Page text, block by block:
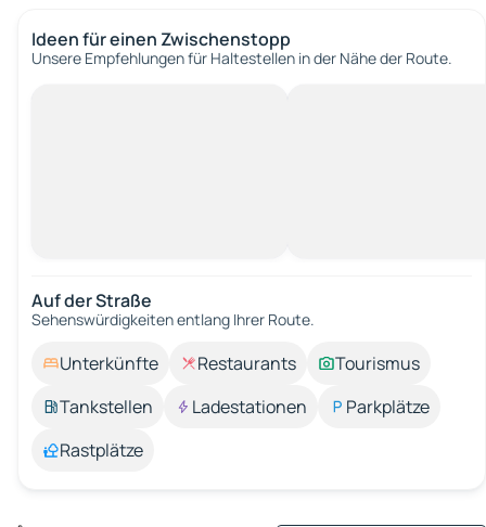
Ideen für einen Zwischenstopp
Unsere Empfehlungen für Haltestellen in der Nähe der Route.
Auf der Straße
Sehenswürdigkeiten entlang Ihrer Route.
Unterkünfte Restaurants
Tourismus
Tankstellen
Ladestationen
Parkplätze
Rastplätze